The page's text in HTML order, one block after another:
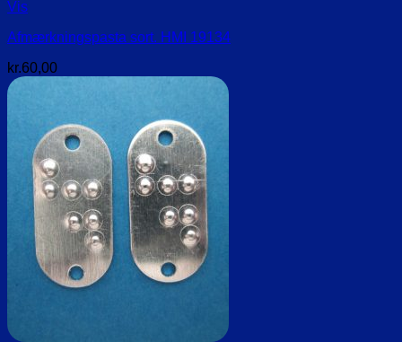
Vis
Afmærkningspasta sort. HMI 19134
kr.60,00